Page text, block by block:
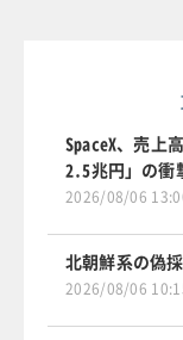
SpaceX、売上
2.5兆円」の衝
2026/08/06
北朝鮮系の偽
2026/08/06